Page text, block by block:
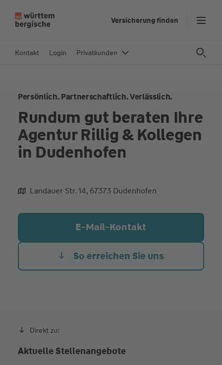
In
Versicherung finden
Kontakt Login Privatkunden
Persönlich. Partnerschaftlich. Verlässlich.
Rundum gut beraten Ihre
Agentur Rillig & Kollegen
in Dudenhofen
aliqua culpa cillum ullamco
Landauer Str. 14, 67373 Dudenhofen
E-Mail-Kontakt
So erreichen Sie uns
Direkt zu:
Aktuelle Stellenangebote